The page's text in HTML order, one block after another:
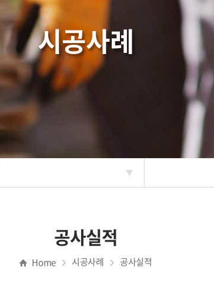
데크·펜스
아트월
경관암 놀이시설
- 산업디자인센터
시공사례
공사실적
Home 시공사례 공사실적